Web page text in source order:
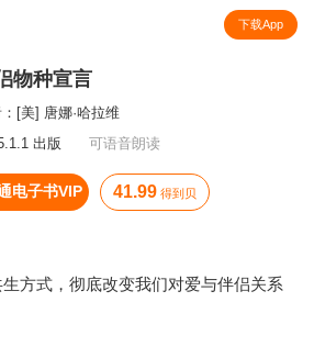
下载App
物种宣言
[美] 唐娜·哈拉维
出版
可语音朗读
电子书VIP 41.99 得到贝
方式，彻底改变我们对爱与伴侣关系